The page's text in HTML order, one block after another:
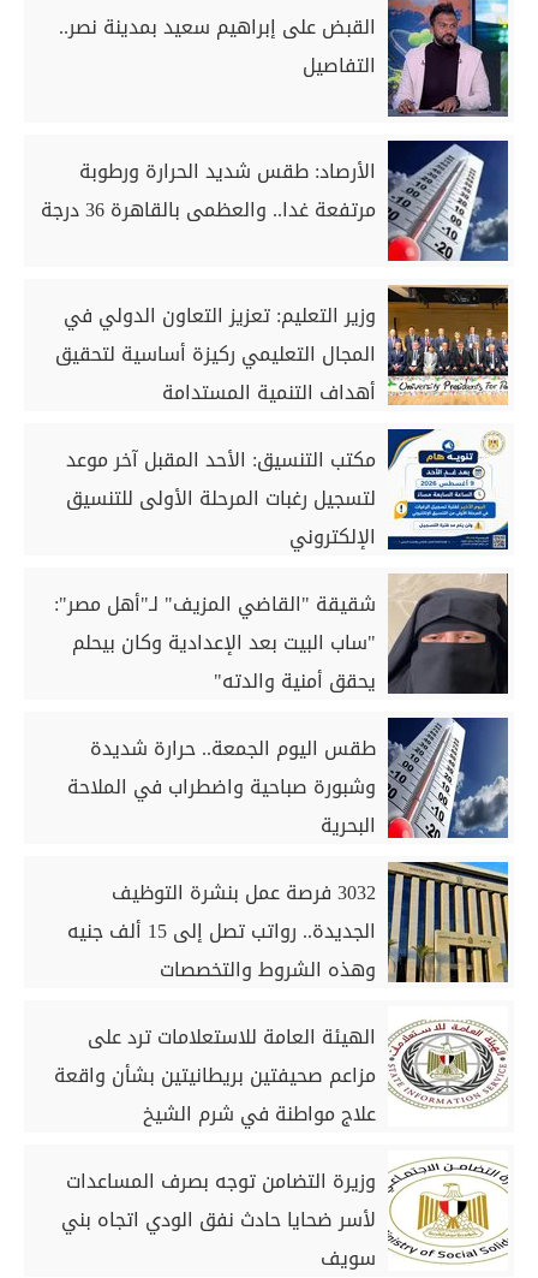
القبض على إبراهيم سعيد بمدينة نصر..
التفاصيل
الأرصاد: طقس شديد الحرارة ورطوبة
مرتفعة غدا.. والعظمى بالقاهرة 36 درجة
وزير التعليم: تعزيز التعاون الدولي في
المجال التعليمي ركيزة أساسية لتحقيق
أهداف التنمية المستدامة
مكتب التنسيق: الأحد المقبل آخر موعد
لتسجيل رغبات المرحلة الأولى للتنسيق
الإلكتروني
شقيقة "القاضي المزيف" لـ"أهل مصر":
"ساب البيت بعد الإعدادية وكان بيحلم
يحقق أمنية والدته"
طقس اليوم الجمعة.. حرارة شديدة
وشبورة صباحية واضطراب في الملاحة
البحرية
3032 فرصة عمل بنشرة التوظيف
الجديدة.. رواتب تصل إلى 15 ألف جنيه
وهذه الشروط والتخصصات
الهيئة العامة للاستعلامات ترد على
مزاعم صحيفتين بريطانيتين بشأن واقعة
علاج مواطنة في شرم الشيخ
وزيرة التضامن توجه بصرف المساعدات
لأسر ضحايا حادث نفق الودي اتجاه بني
سويف